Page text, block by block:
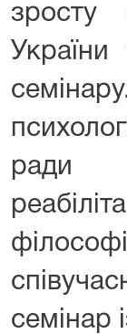
зросту
ради
семінар